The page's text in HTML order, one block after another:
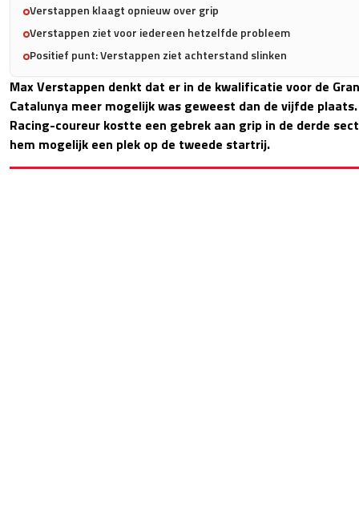
Verstappen klaagt opnieuw over grip
Verstappen ziet voor iedereen hetzelfde probleem
Positief punt: Verstappen ziet achterstand slinken
Max Verstappen denkt dat er in de kwalificatie voor de
Catalunya meer mogelijk was geweest dan de vijfde
Racing-coureur kostte een gebrek aan grip in de derde
hem mogelijk een plek op de tweede startrij.